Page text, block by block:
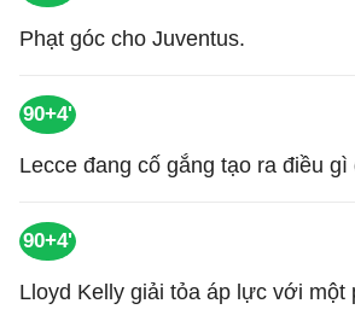
Phạt góc cho Juventus.
90+4'
Lecce đang cố gắng tạo ra điều gì
90+4'
Lloyd Kelly giải tỏa áp lực với một